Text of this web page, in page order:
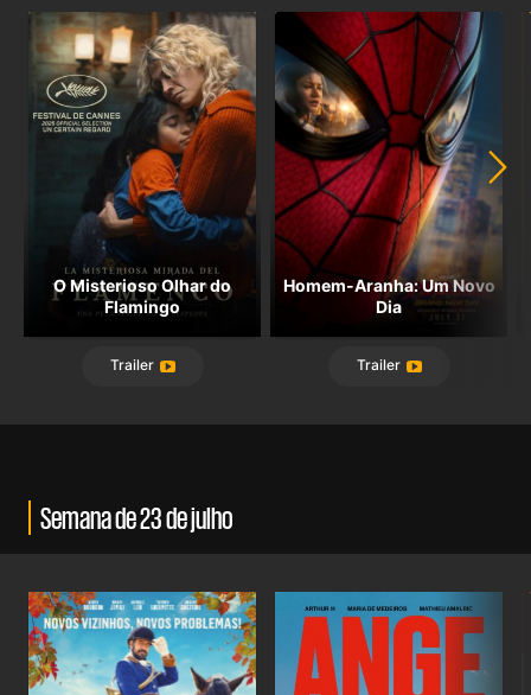
O Misterioso Olhar do
Flamingo
Trailer
Homem-Aranha: Um Novo
Dia
Trailer
Semana de 23 de julho